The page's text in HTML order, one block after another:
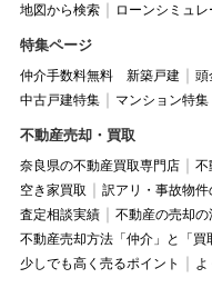
地図から検索
ローンシミュ
特集ページ
仲介手数料無料 新築戸建 頭
中古戸建特集
マンション特集
不動産売却・買取
奈良県の不動産買取専門店 不
空き家買取
訳アリ・事故物
査定相談実績
不動産の売却の
不動産売却方法「仲介」と「買
少しでも高く売るポイント
よ